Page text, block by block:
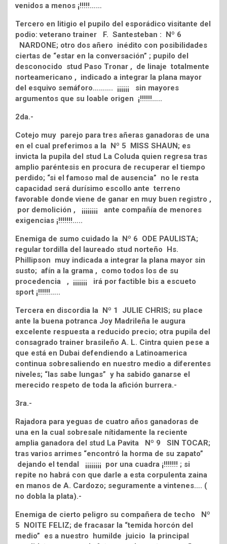
venidos a menos ¡!!!!!……
Tercero en litigio el pupilo del esporádico visitante del
podio: veterano trainer F. Santesteban : Nº 6
NARDONE; otro dos añero inédito con posibilidades
ciertas de “estar en la conversación” ; pupilo del
desconocido stud Paso Tronar , de linaje totalmente
norteamericano , indicado a integrar la plana mayor
del esquivo semáforo………. ¡¡¡¡¡¡ sin mayores
argumentos que su loable origen ¡!!!!!!…..
2da.-
Cotejo muy parejo para tres añeras ganadoras de una
en el cual preferimos a la Nº 5 MISS SHAUN; es
invicta la pupila del stud La Coluda quien regresa tras
amplio paréntesis en procura de recuperar el tiempo
perdido; “si el famoso mal de ausencia” no le resta
capacidad será durísimo escollo ante terreno
favorable donde viene de ganar en muy buen registro ,
por demolición , ¡¡¡¡¡¡¡¡ ante compañía de menores
exigencias ¡!!!!!!!…..
Enemiga de sumo cuidado la Nº 6 ODE PAULISTA;
regular tordilla del laureado stud norteño Hs.
Phillipson muy indicada a integrar la plana mayor sin
susto; afín a la grama , como todos los de su
procedencia , ¡¡¡¡¡¡¡ irá por factible bis a escueto
sport ¡!!!!!!…..
Tercera en discordia la Nº 1 JULIE CHRIS; su place
ante la buena potranca Joy Madrileña le augura
excelente respuesta a reducido precio; otra pupila del
consagrado trainer brasileño A. L. Cintra quien pese a
que está en Dubai defendiendo a Latinoamerica
continua sobresaliendo en nuestro medio a diferentes
niveles; “las sabe lungas” y ha sabido ganarse el
merecido respeto de toda la afición burrera.-
3ra.-
Rajadora para yeguas de cuatro años ganadoras de
una en la cual sobresale nítidamente la reciente
amplia ganadora del stud La Pavita Nº 9 SIN TOCAR;
tras varios arrimes “encontró la horma de su zapato”
dejando el tendal ¡¡¡¡¡¡¡¡ por una cuadra ¡!!!!!!! ; si
repite no habrá con que darle a esta corpulenta zaina
en manos de A. Cardozo; seguramente a vintenes…. (
no dobla la plata).-
Enemiga de cierto peligro su compañera de techo Nº
5 NOITE FELIZ; de fracasar la “temida horcón del
medio” es a nuestro humilde juicio la principal